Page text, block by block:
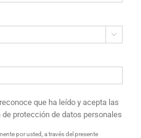

que ha leído y acepta las
protección de datos personales
por usted, a través del presente